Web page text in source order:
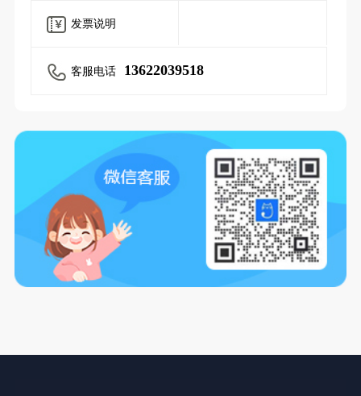
发票说明
客服电话 13622039518